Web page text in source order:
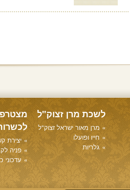
לשכת מרן זצוק"ל
מרן מאור ישראל זצוק"ל
חייו ופועלו
גלריות
יצירת
פניה
עדכוני